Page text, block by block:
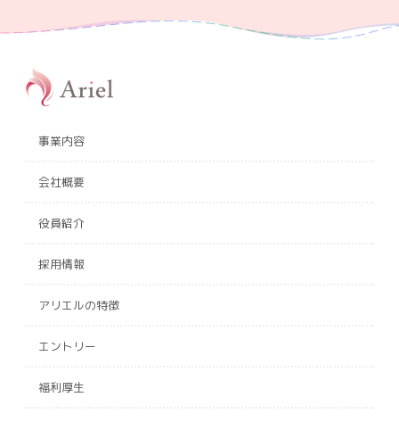
事業内容
会社概要
役員紹介
採用情報
アリエルの特徴
エントリー
福利厚生